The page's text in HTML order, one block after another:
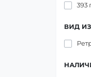
393
ВИД